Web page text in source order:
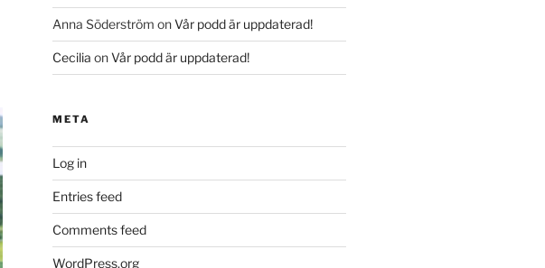
Anna Söderström onVår podd är uppdaterad!
Cecilia onVår podd är uppdaterad!
META
Log in
Entries feed
Comments feed
WordPress.org